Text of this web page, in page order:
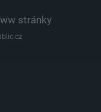
stránky